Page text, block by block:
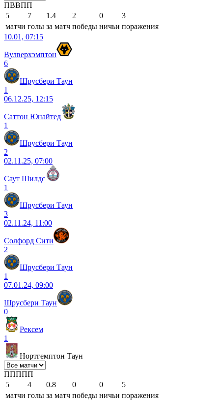
ПВВПП
5
7 1.4 2 0
3
матчи голы за матч победы ничьи поражения
10.01, 07:15
Вулверхэмптон
6
Шрусбери Таун
1
06.12.25, 12:15
Саттон Юнайтед
1
Шрусбери Таун
2
02.11.25, 07:00
Саут Шилдс
1
Шрусбери Таун
3
02.11.24, 11:00
Солфорд Сити
2
Шрусбери Таун
1
07.01.24, 09:00
Шрусбери Таун
0
Рексем
1
Нортгемптон Таун
ППППП
5
4 0.8 0 0
5
матчи голы за матч победы ничьи поражения